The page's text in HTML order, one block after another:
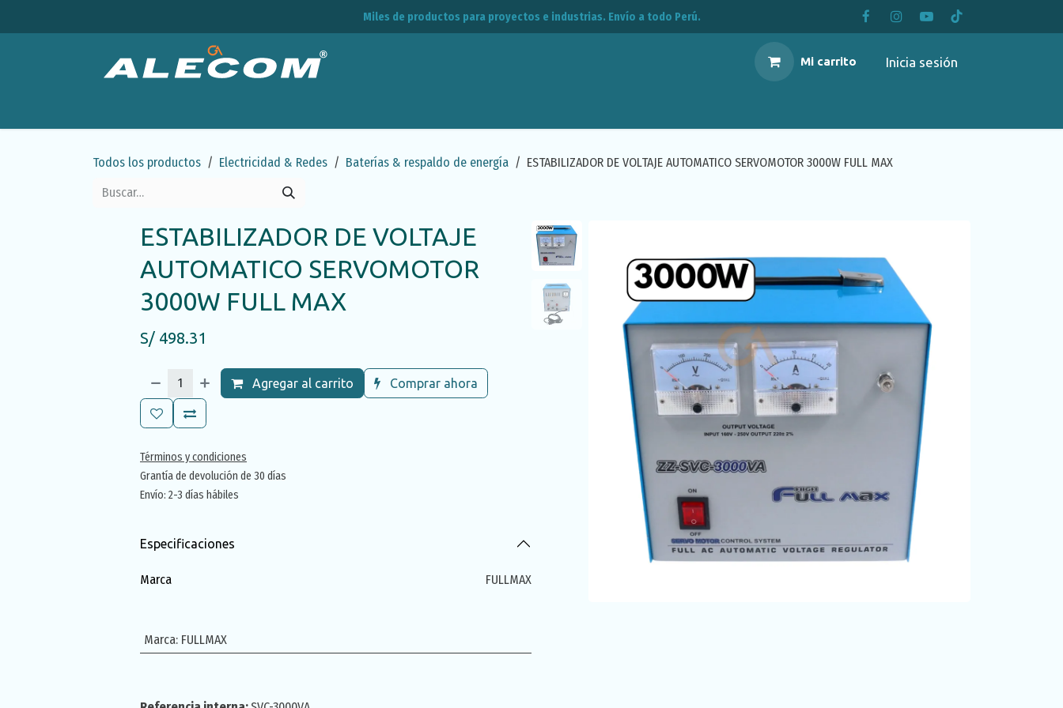
Miles de productos para proyectos e industrias. Envío a todo Perú.
Mi carrito Inicia sesión
Todos los productos Electricidad & Redes Baterías & respaldo de energía ESTABILIZADOR DE VOLTAJE AUTOMATICO SERVOMOTOR 3000W FULL MAX
ESTABILIZADOR DE VOLTAJE
AUTOMATICO SERVOMOTOR
3000W FULL MAX
S/ 498.31
Agregar al carrito Comprar ahora
Términos y condiciones
Grantía de devolución de 30 días
Envío: 2-3 días hábiles
Especificaciones
Marca FULLMAX
Marca: FULLMAX